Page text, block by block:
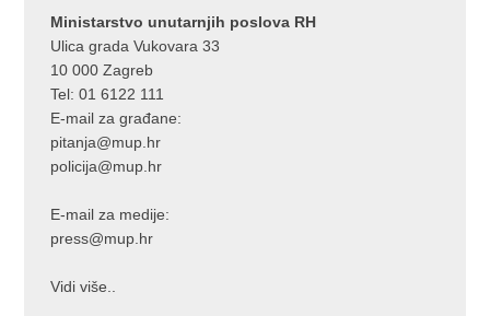
Ministarstvo unutarnjih poslova RH
Ulica grada Vukovara 33
10 000 Zagreb
Tel:01 6122 111
E-mail za građane:
pitanja@mup.hr
policija@mup.hr
E-mail za medije:
press@mup.hr
Vidi više..